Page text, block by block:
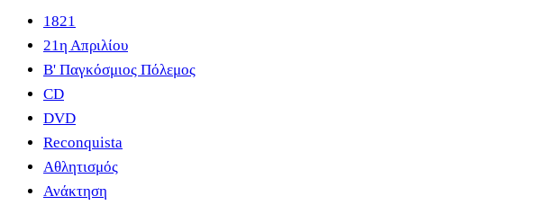
1821
21η Απριλίου
B' Παγκόσμιος Πόλεμος
CD
DVD
Reconquista
Αθλητισμός
Ανάκτηση